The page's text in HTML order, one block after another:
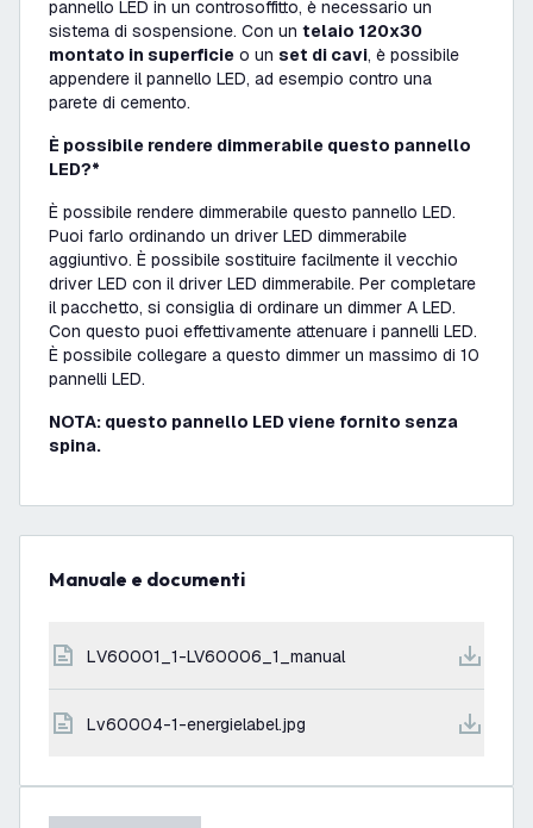
pannello LED in un controsoffitto, è necessario un
sistema di sospensione. Con un telaio 120x30
montato in superficie o un set di cavi, è possibile
appendere il pannello LED, ad esempio contro una
parete di cemento.
È possibile rendere dimmerabile questo pannello
LED?*
È possibile rendere dimmerabile questo pannello LED.
Puoi farlo ordinando un driver LED dimmerabile
aggiuntivo. È possibile sostituire facilmente il vecchio
driver LED con il driver LED dimmerabile. Per completare
il pacchetto, si consiglia di ordinare un dimmer A LED.
Con questo puoi effettivamente attenuare i pannelli LED.
È possibile collegare a questo dimmer un massimo di 10
pannelli LED.
NOTA: questo pannello LED viene fornito senza
spina.
Manuale e documenti
LV60001_1-LV60006_1_manual
lv60004-1-energielabel.jpg